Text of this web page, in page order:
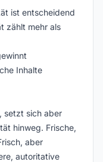
ist entscheidend
zählt mehr als
Inhalte
setzt sich aber
hinweg. Frische,
aber
autoritative